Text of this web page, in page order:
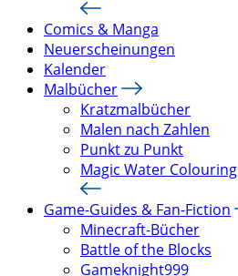
Comics & Manga
Neuerscheinungen
Kalender
Malbücher
Kratzmalbücher
Malen nach Zahlen
Punkt zu Punkt
Magic Water Colouring
Game-Guides & Fan-Fiction
Minecraft-Bücher
Battle of the Blocks
Gameknight999